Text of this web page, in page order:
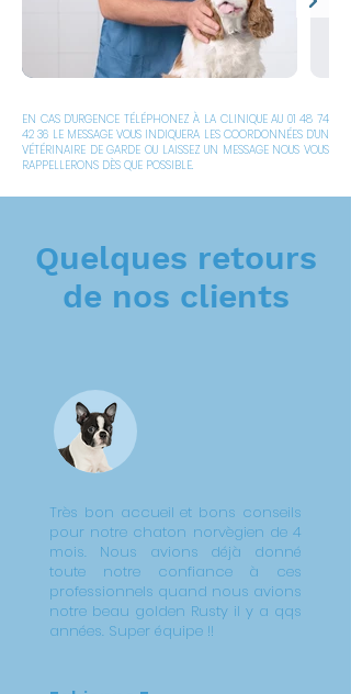
EN CAS D’URGENCE TÉLÉPHONEZ À LA CLINIQUE AU 01 48 74
42 36 LE MESSAGE VOUS INDIQUERA LES COORDONNÉES D’UN
VÉTÉRINAIRE DE GARDE OU LAISSEZ UN MESSAGE NOUS VOUS
RAPPELLERONS DÈS QUE POSSIBLE.
Quelques retours
de nos clients
Très bon accueil et bons conseils
pour notre chaton norvègien de 4
mois. Nous avions déjà donné
toute notre confiance à ces
professionnels quand nous avions
notre beau golden Rusty il y a qqs
années. Super équipe !!